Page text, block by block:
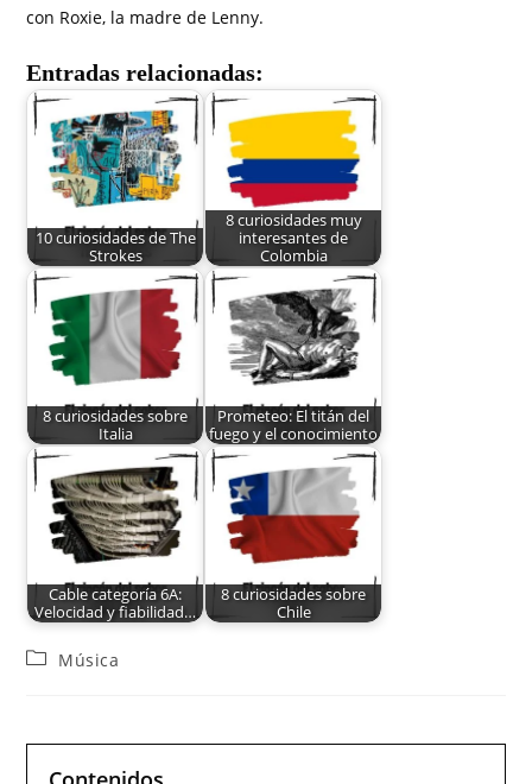
con Roxie, la madre de Lenny.
Entradas relacionadas:
10 curiosidades de The
Strokes
8 curiosidades muy
interesantes de
Colombia
8 curiosidades sobre
Italia
Prometeo: El titán del
fuego y el conocimiento
Cable categoría 6A:
Velocidad y fiabilidad…
8 curiosidades sobre
Chile
Música